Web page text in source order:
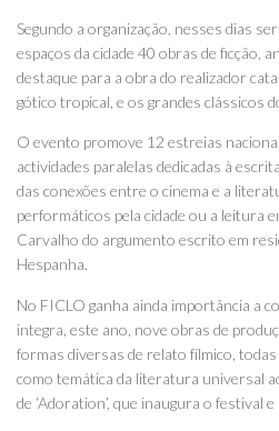
Segundo a organização, nesses dias
espaços da cidade 40 obras de ficção,
destaque para a obra do realizador
gótico tropical, e os grandes clássicos
O evento promove 12 estreias
actividades paralelas dedicadas à
das conexões entre o cinema e a
performáticos pela cidade ou a leitura
Carvalho do argumento escrito em
Hespanha.
No FICLO ganha ainda importância a
integra, este ano, nove obras de
formas diversas de relato fílmico,
como temática da literatura universal
de ‘Adoration’, que inaugura o festival